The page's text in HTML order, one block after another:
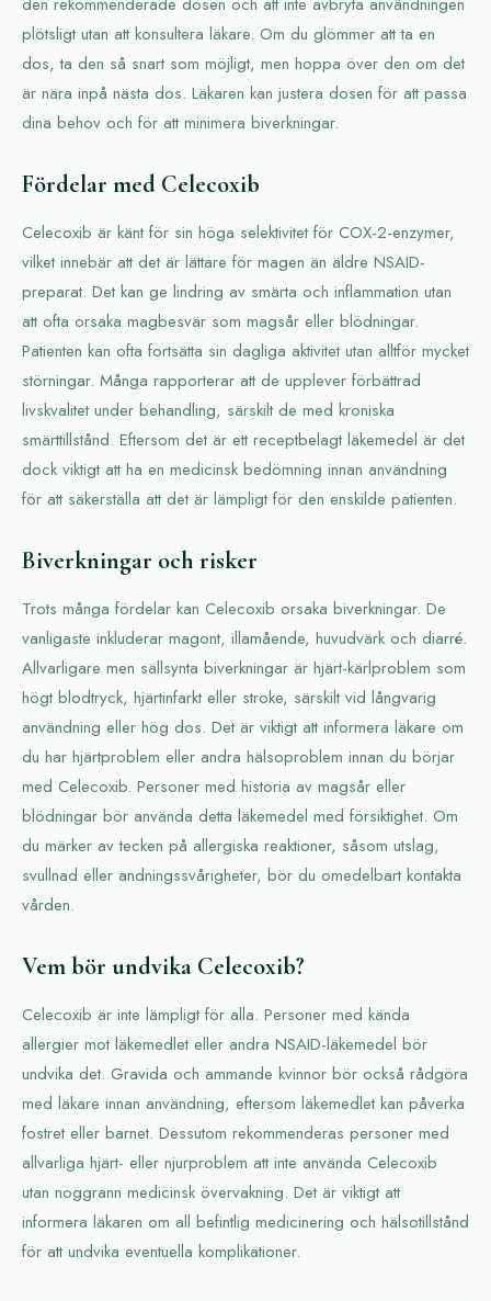
plötsligt utan att konsultera läkare. Om du glömmer att ta en
dos, ta den så snart som möjligt, men hoppa över den om det
är nära inpå nästa dos. Läkaren kan justera dosen för att passa
dina behov och för att minimera biverkningar.
Fördelar med Celecoxib
Celecoxib är känt för sin höga selektivitet för COX-2-enzymer,
vilket innebär att det är lättare för magen än äldre NSAID-
preparat. Det kan ge lindring av smärta och inflammation utan
att ofta orsaka magbesvär som magsår eller blödningar.
Patienten kan ofta fortsätta sin dagliga aktivitet utan alltför mycket
störningar. Många rapporterar att de upplever förbättrad
livskvalitet under behandling, särskilt de med kroniska
smärttillstånd. Eftersom det är ett receptbelagt läkemedel är det
dock viktigt att ha en medicinsk bedömning innan användning
för att säkerställa att det är lämpligt för den enskilde patienten.
Biverkningar och risker
Trots många fördelar kan Celecoxib orsaka biverkningar. De
vanligaste inkluderar magont, illamående, huvudvärk och diarré.
Allvarligare men sällsynta biverkningar är hjärt-kärlproblem som
högt blodtryck, hjärtinfarkt eller stroke, särskilt vid långvarig
användning eller hög dos. Det är viktigt att informera läkare om
du har hjärtproblem eller andra hälsoproblem innan du börjar
med Celecoxib. Personer med historia av magsår eller
blödningar bör använda detta läkemedel med försiktighet. Om
du märker av tecken på allergiska reaktioner, såsom utslag,
svullnad eller andningssvårigheter, bör du omedelbart kontakta
vården.
Vem bör undvika Celecoxib?
Celecoxib är inte lämpligt för alla. Personer med kända
allergier mot läkemedlet eller andra NSAID-läkemedel bör
undvika det. Gravida och ammande kvinnor bör också rådgöra
med läkare innan användning, eftersom läkemedlet kan påverka
fostret eller barnet. Dessutom rekommenderas personer med
allvarliga hjärt- eller njurproblem att inte använda Celecoxib
utan noggrann medicinsk övervakning. Det är viktigt att
informera läkaren om all befintlig medicinering och hälsotillstånd
för att undvika eventuella komplikationer.